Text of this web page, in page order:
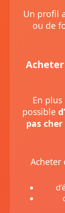
Un profil
ou de
En
possible
pas cher
Acheter